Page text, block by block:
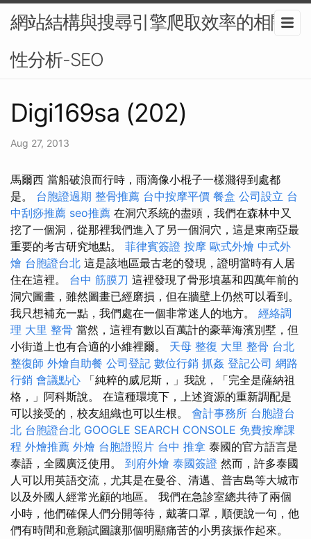
網站結構與搜尋引擎爬取效率的相關
性分析-SEO
Digi169sa (202)
Aug 27, 2013
馬爾西 當船破浪而行時，雨滴像小棍子一樣濺得到處都
是。 台胞證過期 整骨推薦 台中按摩平價 餐盒 公司設立 台
中刮痧推薦 seo推薦 在洞穴系統的盡頭，我們在森林中又
挖了一個洞，從那裡我們進入了另一個洞穴，這是東南亞最
重要的考古研究地點。 菲律賓簽證 按摩 歐式外燴 中式外
燴 台胞證台北 這是該地區最古老的發現，證明當時有人居
住在這裡。 台中 筋膜刀 這裡發現了骨形墳墓和四萬年前的
洞穴圖畫，雖然圖畫已經磨損，但在牆壁上仍然可以看到。
我只想補充一點，我們處在一個非常迷人的地方。 經絡調
理 大里 整骨 當然，這裡有數以百萬計的豪華海濱別墅，但
小街道上也有合適的小維裡爾。 天母 整復 大里 整骨 台北
整復師 外燴自助餐 公司登記 數位行銷 抓姦 登記公司 網路
行銷 會議點心 「純粹的威尼斯，」我說，「完全是薩納祖
格，」阿科斯說。 在這種環境下，上述資源的重新調配是
可以接受的，校友組織也可以生根。 會計事務所 台胞證台
北 台胞證台北 GOOGLE SEARCH CONSOLE 免費按摩課
程 外燴推薦 外燴 台胞證照片 台中 推拿 泰國的官方語言是
泰語，全國廣泛使用。 到府外燴 泰國簽證 然而，許多泰國
人可以用英語交流，尤其是在曼谷、清邁、普吉島等大城市
以及外國人經常光顧的地區。 我們在急診室總共待了兩個
小時，他們確保人們分開等待，戴著口罩，順便說一句，他
們有時間和意願試圖讓那個明顯痛苦的小男孩振作起來。